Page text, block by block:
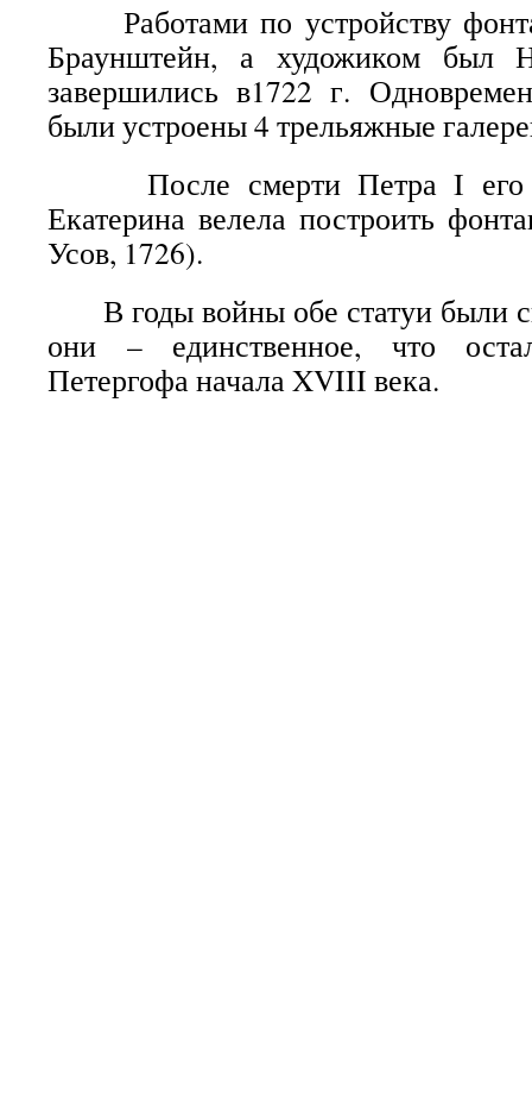
Работами по устройству
Браунштейн, а художиком был
завершились в1722 г.
были устроены 4 трельяжные
После смерти Петра I его
Екатерина велела построить
Усов, 1726).
В годы войны обе статуи были
они – единственное, что
Петергофа начала XVIII века.